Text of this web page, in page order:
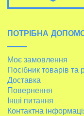
ПОТРІБНА
Моє замовлення
Посібник товарів та
Доставка
Повернення
Інші питання
Контактна